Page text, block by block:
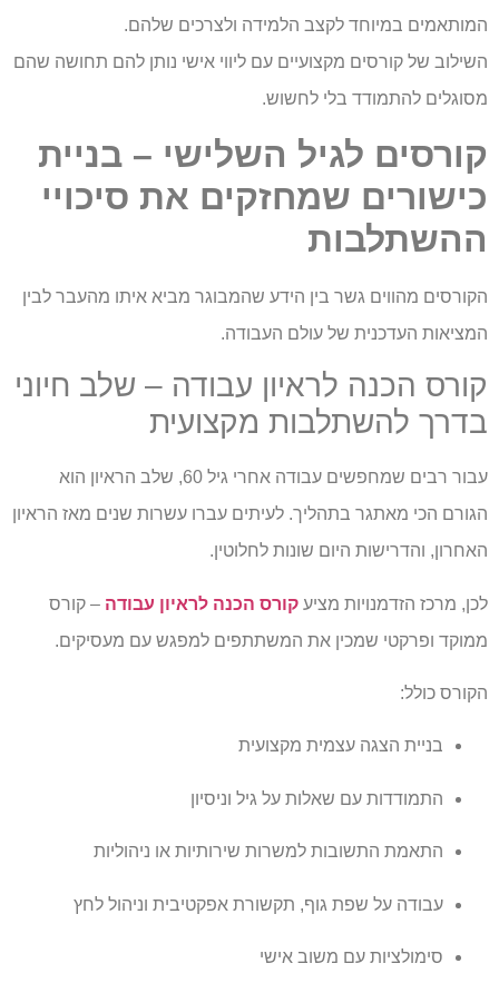
המותאמים במיוחד לקצב הלמידה ולצרכים שלהם.
השילוב של קורסים מקצועיים עם ליווי אישי נותן להם תחושה שהם
מסוגלים להתמודד בלי לחשוש.
קורסים לגיל השלישי – בניית
כישורים שמחזקים את סיכויי
ההשתלבות
הקורסים מהווים גשר בין הידע שהמבוגר מביא איתו מהעבר לבין
המציאות העדכנית של עולם העבודה.
קורס הכנה לראיון עבודה – שלב חיוני
בדרך להשתלבות מקצועית
עבור רבים שמחפשים עבודה אחרי גיל 60, שלב הראיון הוא
הגורם הכי מאתגר בתהליך. לעיתים עברו עשרות שנים מאז הראיון
האחרון, והדרישות היום שונות לחלוטין.
לכן, מרכז הזדמנויות מציע קורס הכנה לראיון עבודה – קורס
ממוקד ופרקטי שמכין את המשתתפים למפגש עם מעסיקים.
הקורס כולל:
בניית הצגה עצמית מקצועית
התמודדות עם שאלות על גיל וניסיון
התאמת התשובות למשרות שירותיות או ניהוליות
עבודה על שפת גוף, תקשורת אפקטיבית וניהול לחץ
סימולציות עם משוב אישי